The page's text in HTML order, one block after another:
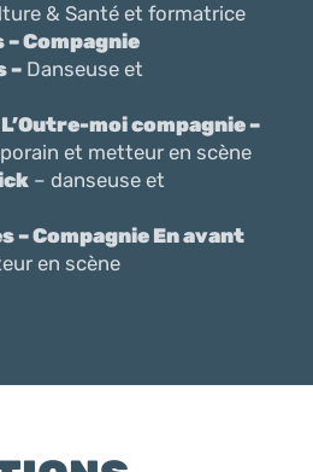
& Santé et formatrice
– Compagnie
– Danseuse et
moi compagnie –
et metteur en scène
– danseuse et
– Compagnie En avant
en scène